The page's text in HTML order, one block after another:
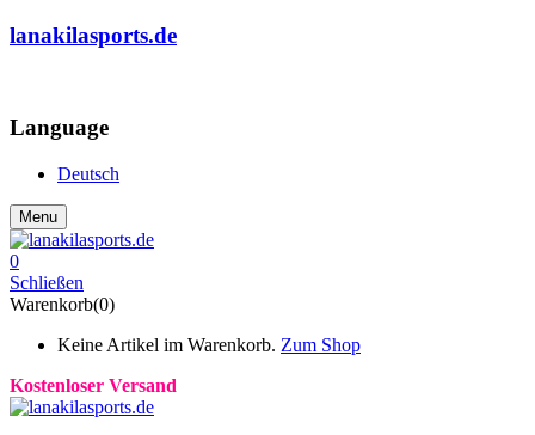
lanakilasports.de
Language
Deutsch
Menu
0
Schließen
Warenkorb(0)
Keine Artikel im Warenkorb. Zum Shop
Kostenloser Versand